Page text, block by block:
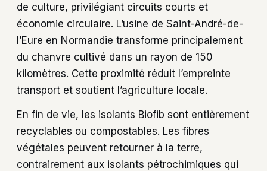
de culture, privilégiant circuits courts et
économie circulaire. L’usine de Saint-André-de-
l’Eure en Normandie transforme principalement
du chanvre cultivé dans un rayon de 150
kilomètres. Cette proximité réduit l’empreinte
transport et soutient l’agriculture locale.
En fin de vie, les isolants Biofib sont entièrement
recyclables ou compostables. Les fibres
végétales peuvent retourner à la terre,
contrairement aux isolants pétrochimiques qui